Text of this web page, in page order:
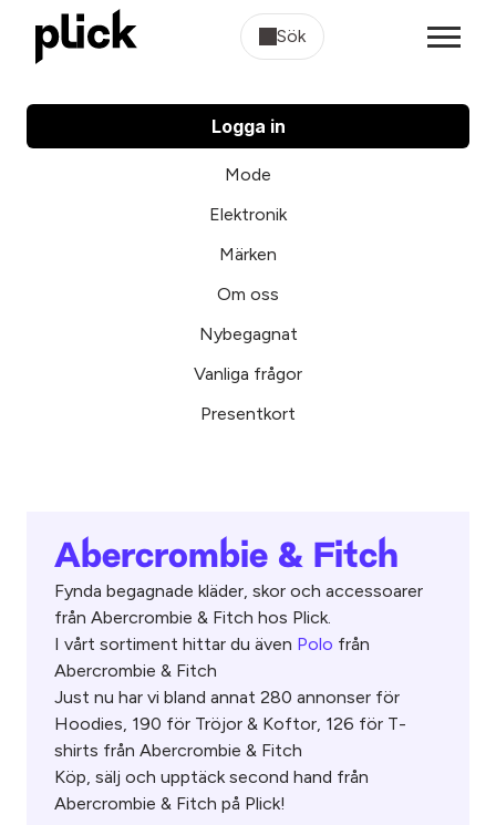
Sök
Logga in
Mode
Elektronik
Märken
Om oss
Nybegagnat
Vanliga frågor
Presentkort
Abercrombie & Fitch
Fynda begagnade kläder, skor och accessoarer
från Abercrombie & Fitch hos Plick.
I vårt sortiment hittar du även Polo från
Abercrombie & Fitch
Just nu har vi bland annat 280 annonser för
Hoodies, 190 för Tröjor & Koftor, 126 för T-
shirts från Abercrombie & Fitch
Köp, sälj och upptäck second hand från
Abercrombie & Fitch på Plick!